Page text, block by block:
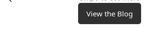
View the Blog
View the Blog